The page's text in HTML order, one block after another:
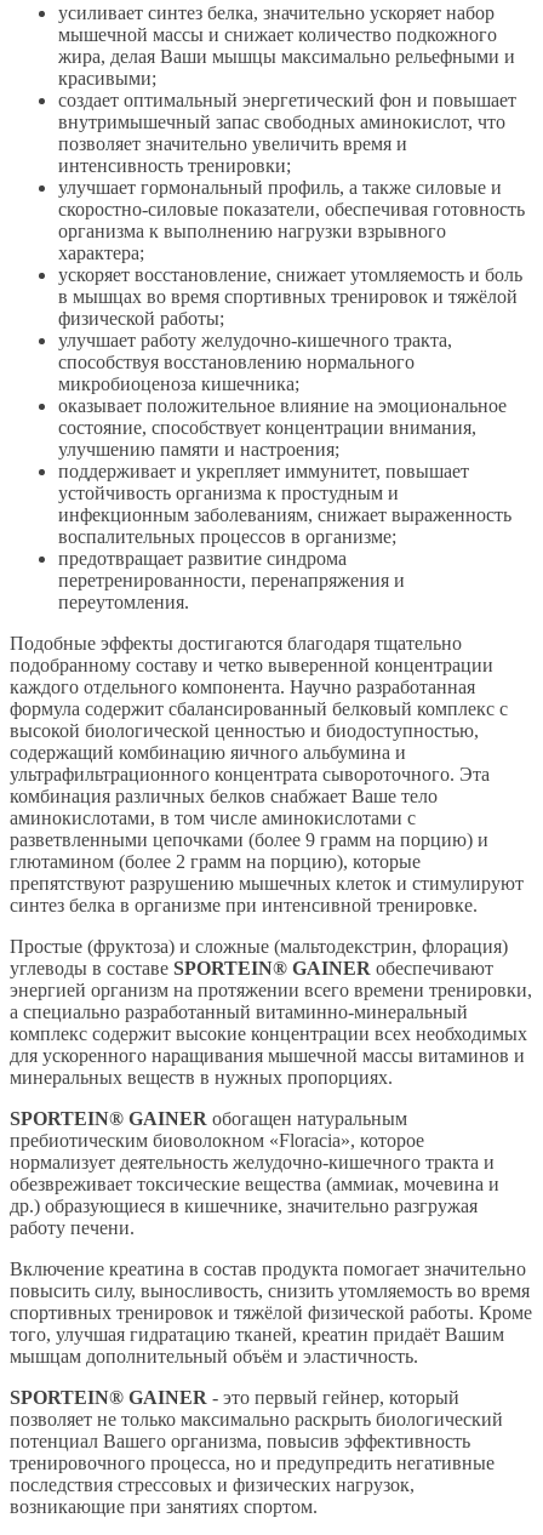
усиливает синтез белка, значительно ускоряет набор
мышечной массы и снижает количество подкожного
жира, делая Ваши мышцы максимально рельефными и
красивыми;
создает оптимальный энергетический фон и повышает
внутримышечный запас свободных аминокислот, что
позволяет значительно увеличить время и
интенсивность тренировки;
улучшает гормональный профиль, а также силовые и
скоростно-силовые показатели, обеспечивая готовность
организма к выполнению нагрузки взрывного
характера;
ускоряет восстановление, снижает утомляемость и боль
в мышцах во время спортивных тренировок и тяжёлой
физической работы;
улучшает работу желудочно-кишечного тракта,
способствуя восстановлению нормального
микробиоценоза кишечника;
оказывает положительное влияние на эмоциональное
состояние, способствует концентрации внимания,
улучшению памяти и настроения;
поддерживает и укрепляет иммунитет, повышает
устойчивость организма к простудным и
инфекционным заболеваниям, снижает выраженность
воспалительных процессов в организме;
предотвращает развитие синдрома
перетренированности, перенапряжения и
переутомления.
Подобные эффекты достигаются благодаря тщательно
подобранному составу и четко выверенной концентрации
каждого отдельного компонента. Научно разработанная
формула содержит сбалансированный белковый комплекс с
высокой биологической ценностью и биодоступностью,
содержащий комбинацию яичного альбумина и
ультрафильтрационного концентрата сывороточного. Эта
комбинация различных белков снабжает Ваше тело
аминокислотами, в том числе аминокислотами с
разветвленными цепочками (более 9 грамм на порцию) и
глютамином (более 2 грамм на порцию), которые
препятствуют разрушению мышечных клеток и стимулируют
синтез белка в организме при интенсивной тренировке.
Простые (фруктоза) и сложные (мальтодекстрин, флорация)
углеводы в составе SPORTEIN® GAINER обеспечивают
энергией организм на протяжении всего времени тренировки,
а специально разработанный витаминно-минеральный
комплекс содержит высокие концентрации всех необходимых
для ускоренного наращивания мышечной массы витаминов и
минеральных веществ в нужных пропорциях.
SPORTEIN® GAINER обогащен натуральным
пребиотическим биоволокном «Floracia», которое
нормализует деятельность желудочно-кишечного тракта и
обезвреживает токсические вещества (аммиак, мочевина и
др.) образующиеся в кишечнике, значительно разгружая
работу печени.
Включение креатина в состав продукта помогает значительно
повысить силу, выносливость, снизить утомляемость во время
спортивных тренировок и тяжёлой физической работы. Кроме
того, улучшая гидратацию тканей, креатин придаёт Вашим
мышцам дополнительный объём и эластичность.
SPORTEIN® GAINER - это первый гейнер, который
позволяет не только максимально раскрыть биологический
потенциал Вашего организма, повысив эффективность
тренировочного процесса, но и предупредить негативные
последствия стрессовых и физических нагрузок,
возникающие при занятиях спортом.